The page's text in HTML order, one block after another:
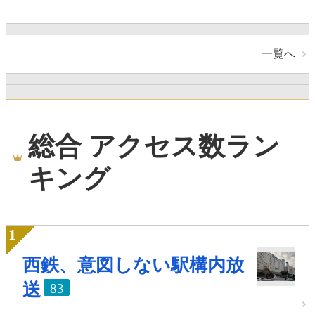
一覧へ
総合 アクセス数ラン
キング
西鉄、意図しない駅構内放
送
83